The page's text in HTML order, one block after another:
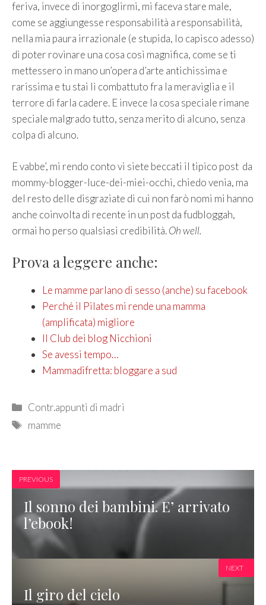
feriva, invece di inorgoglirmi, mi faceva stare male,
come se aggiungesse responsabilità a responsabilità,
nella mia paura irrazionale (e stupida, lo capisco adesso)
di poter rovinare una cosa così magnifica, come se ti
mettessero in mano un’opera d’arte antichissima e
rarissima e tu stai lì combattuto fra la meraviglia e il
terrore di farla cadere. E invece la cosa speciale rimane
speciale malgrado tutto, senza merito di alcuno, senza
colpa di alcuno.
E vabbe’, mi rendo conto vi siete beccati il tipico post da
mommy-blogger-luce-dei-miei-occhi, chiedo venia, ma
del resto delle disgraziate di cui non farò nomi mi hanno
anche coinvolta di recente in un post da fudbloggah,
ormai ho perso qualsiasi credibilità.Oh well.
Prova a leggere anche:
Le mamme parlano di sesso (anche) su facebook
Perché il Pilates mi rende una mamma
(amplificata) migliore
Il Club dei blog Nicchioni
Se avessi tempo…
Mammadifretta: bloggare a sud
Categories
Contr.appunti di madri
Tags
mamme
PREVIOUS
Il sonno dei bambini. E’ arrivato
l’ebook!
Il giro del cielo
NEXT